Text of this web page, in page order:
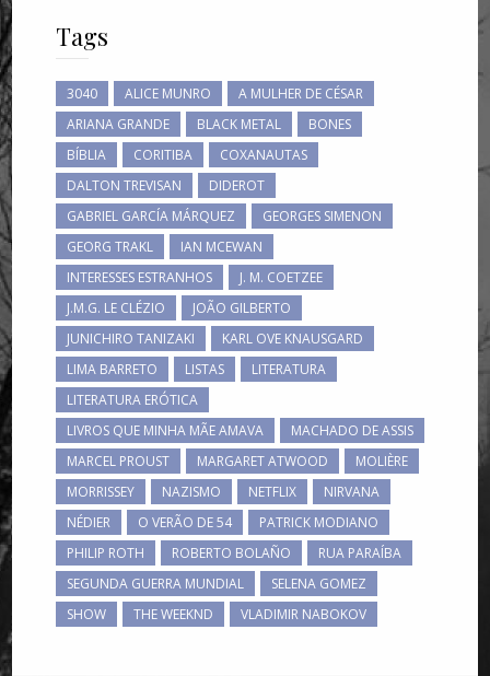
Tags
3040 ALICE MUNRO
A MULHER DE CÉSAR
ARIANA GRANDE
BLACK METAL
BONES
BÍBLIA
CORITIBA
COXANAUTAS
DALTON TREVISAN
DIDEROT
GABRIEL GARCÍA MÁRQUEZ
GEORGES SIMENON
GEORG TRAKL
IAN MCEWAN
INTERESSES ESTRANHOS
J. M. COETZEE
J.M.G. LE CLÉZIO
JOÃO GILBERTO
JUNICHIRO TANIZAKI
KARL OVE KNAUSGARD
LIMA BARRETO
LISTAS
LITERATURA
LITERATURA ERÓTICA
LIVROS QUE MINHA MÃE AMAVA
MACHADO DE ASSIS
MARCEL PROUST
MARGARET ATWOOD
MOLIÈRE
MORRISSEY
NAZISMO NETFLIX
NIRVANA
NÉDIER
O VERÃO DE 54
PATRICK MODIANO
PHILIP ROTH
ROBERTO BOLAÑO
RUA PARAÍBA
SEGUNDA GUERRA MUNDIAL
SELENA GOMEZ
SHOW
THE WEEKND VLADIMIR NABOKOV